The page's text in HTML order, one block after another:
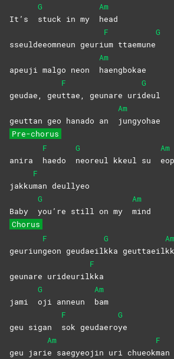
It’s
G
stuck in my
Am
head
sseuldeeomneun geuri
F
um ttaemune
G
apeuji malgo neon
Am
haengbokae
geudae, geu
F
ttae, geunare uri
G
deul
geuttan geo hanado an
Am
jungyohae
Pre-chorus
anira
F
haedo
G
neoreul kkeul su
Am
jakku
F
man deullyeo
Baby
G
you’re still on my
Am
mind
Chorus
geuriun
F
geon geudaeil
G
kka geuttaeil
Am
geunare urideuril
F
kka
jami
G
oji anneun
Am
bam
geu sigan
F
sok geudaero
G
ye
geu jari
Am
e saegyeojin uri chueok
F
man